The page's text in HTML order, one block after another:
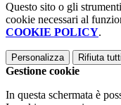
Questo sito o gli
cookie necessari al
COOKIE POLICY.
Personalizza Rifiuta tutti
Gestione cookie
In questa schermata è